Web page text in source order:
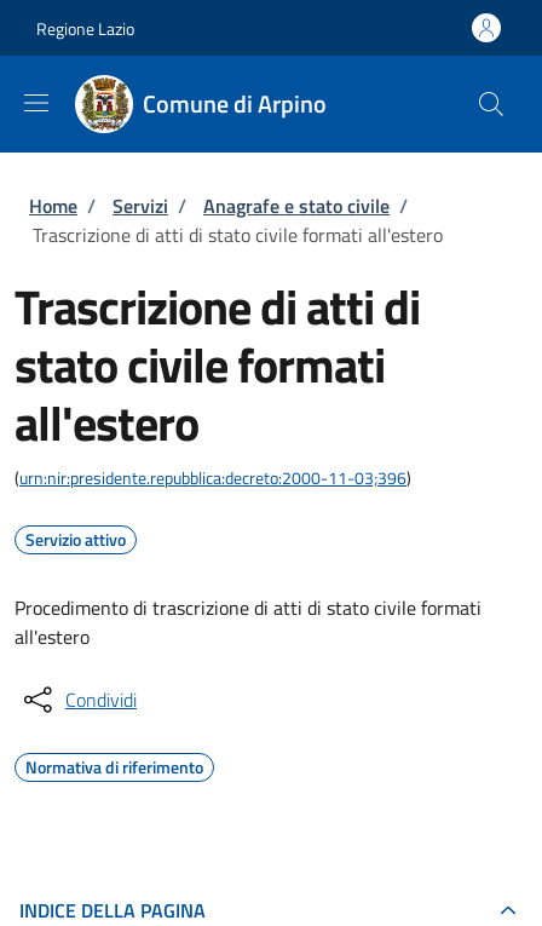
Regione Lazio
Comune di Arpino
Briciole di pane
Home / Servizi / Anagrafe e stato civile /
Trascrizione di atti di stato civile formati all'estero
Trascrizione di atti di
stato civile formati
all'estero
(urn:nir:presidente.repubblica:decreto:2000-11-03;396)
Servizio attivo
Procedimento di trascrizione di atti di stato civile formati
all'estero
Condividi
Normativa di riferimento
INDICE DELLA PAGINA